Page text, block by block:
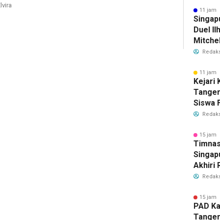
Bersih
11 jam
Duel
11 jam
Kejari
Siswa
15 jam
Akhiri
Tiket
15 jam
PAD